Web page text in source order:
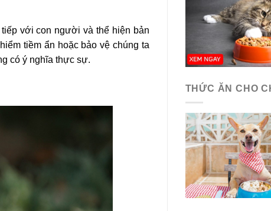
với con người và thể hiện bản
tiềm ẩn hoặc bảo vệ chúng ta
có ý nghĩa thực sự.
THỨC ĂN CHO